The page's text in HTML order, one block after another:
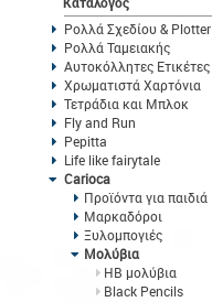
Ρολλά Σχεδίου & Plotter
Ρολλά Ταμειακής
Αυτοκόλλητες Ετικέτες
Χρωματιστά Χαρτόνια
Τετράδια και Μπλοκ
Fly and Run
Pepitta
Life like fairytale
Carioca
Προϊόντα για παιδιά
Μαρκαδόροι
Ξυλομπογιές
Μολύβια
HB μολύβια
Black Pencils